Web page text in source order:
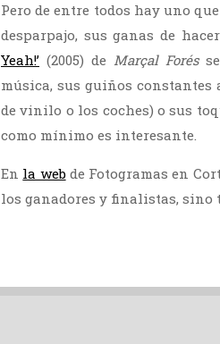
Pero de entre todos hay uno
desparpajo, sus ganas de
Yeah!’ (2005) deMarçal Forés
música, sus guiños constantes
de vinilo o los coches) o sus
como mínimo es interesante.
En la webde Fotogramas en
los ganadores y finalistas, sino